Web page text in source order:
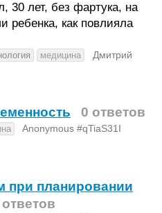
30 лет, без фартука, на
ребенка, как повлияла
медицина
Дмитрий
0 ответов
Anonymous #qTiaS31I
при планировании